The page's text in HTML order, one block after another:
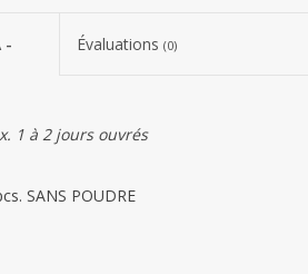
-
Évaluations (0)
1 à 2 jours ouvrés
SANS POUDRE